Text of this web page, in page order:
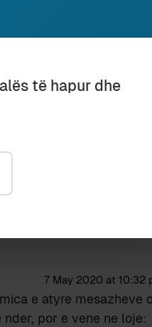
PAPARISTO (II)
7 May 2020 at 10:32
e atyre mesazheve
por e vene ne loje:
të hapur dhe